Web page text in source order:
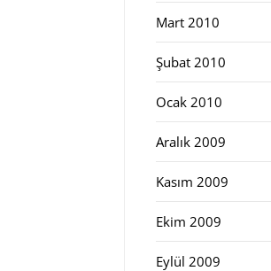
Mart 2010
Şubat 2010
Ocak 2010
Aralık 2009
Kasım 2009
Ekim 2009
Eylül 2009